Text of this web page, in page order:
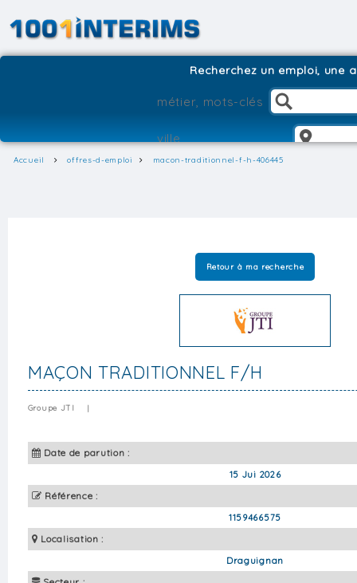
Recherchez un emploi, une
Accueil offres-d-emploi macon-traditionnel-f-h-406445
Retour à ma recherche
MAÇON TRADITIONNEL F/H
Groupe JTI |
Date de parution :
15 Jui 2026
Référence :
1159466575
Localisation :
Draguignan